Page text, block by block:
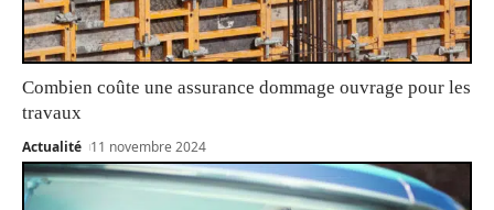
Combien coûte une assurance dommage ouvrage pour les
travaux
Actualité 11 novembre 2024